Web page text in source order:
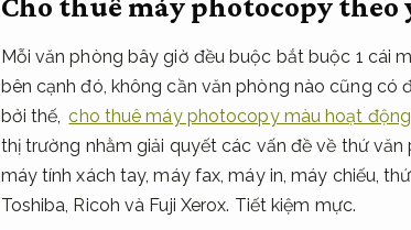
Cho thuê máy photocopy
Mỗi văn phòng bây giờ đều buộc bắt buộc 1 cái
bên cạnh đó, không cần văn phòng nào cũng có
bởi thế, cho thuê máy photocopy màu hoạt
thị trường nhằm giải quyết các vấn đề về thứ
máy tính xách tay, máy fax, máy in, máy chiếu,
Toshiba, Ricoh và Fuji Xerox. Tiết kiệm mực.